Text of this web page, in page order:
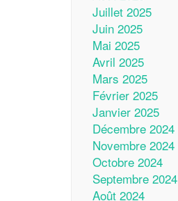
Juillet 2025
Juin 2025
Mai 2025
Avril 2025
Mars 2025
Février 2025
Janvier 2025
Décembre 2024
Novembre 2024
Octobre 2024
Septembre 2024
Août 2024